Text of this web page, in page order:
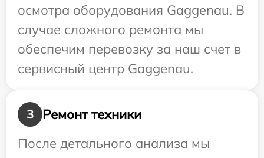
осмотра оборудования Gaggenau. В
случае сложного ремонта мы
обеспечим перевозку за наш счет в
сервисный центр Gaggenau.
3
Ремонт техники
После детального анализа мы